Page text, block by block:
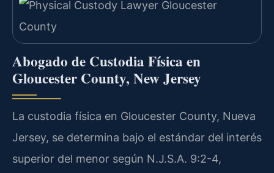
Abogado de Custodia Física en
Gloucester County, New Jersey
La custodia física en Gloucester County, Nueva
Jersey, se determina bajo el estándar del interés
superior del menor según N.J.S.A. 9:2-4,